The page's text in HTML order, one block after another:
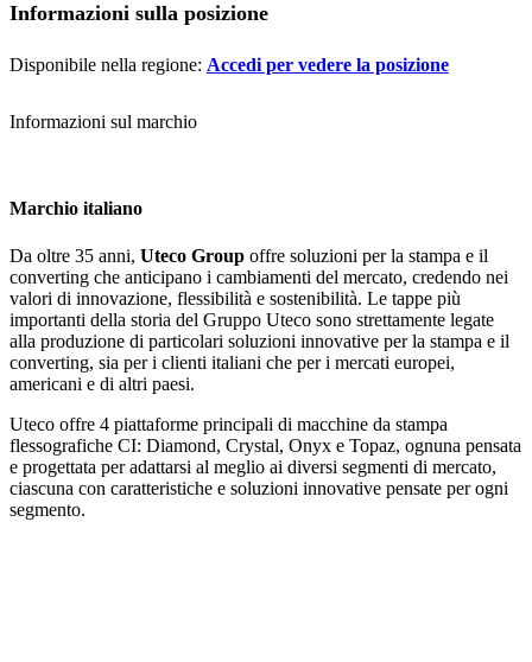
Informazioni sulla posizione
Disponibile nella regione: Accedi per vedere la posizione
Informazioni sul marchio
Marchio italiano
Da oltre 35 anni, Uteco Group offre soluzioni per la stampa e il
converting che anticipano i cambiamenti del mercato, credendo nei
valori di innovazione, flessibilità e sostenibilità. Le tappe più
importanti della storia del Gruppo Uteco sono strettamente legate
alla produzione di particolari soluzioni innovative per la stampa e il
converting, sia per i clienti italiani che per i mercati europei,
americani e di altri paesi.
Uteco offre 4 piattaforme principali di macchine da stampa
flessografiche CI: Diamond, Crystal, Onyx e Topaz, ognuna pensata
e progettata per adattarsi al meglio ai diversi segmenti di mercato,
ciascuna con caratteristiche e soluzioni innovative pensate per ogni
segmento.